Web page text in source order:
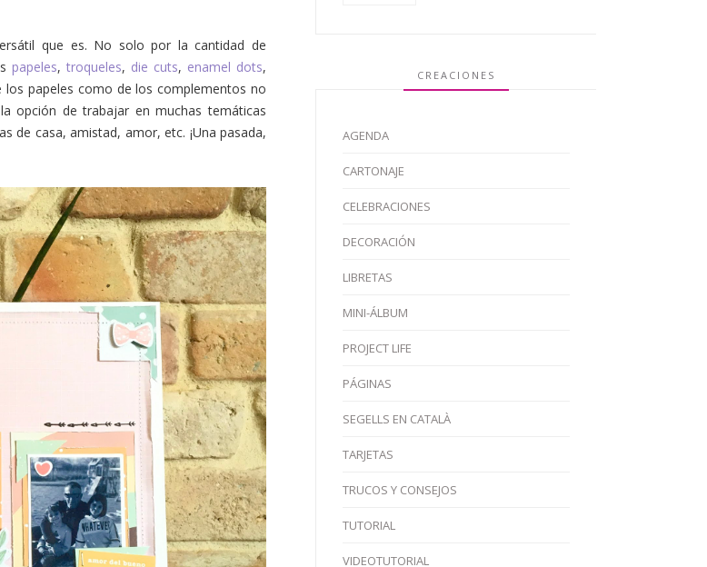
que es. No solo por la cantidad de
papeles, troqueles, die cuts, enamel dots,
papeles como de los complementos no
opción de trabajar en muchas temáticas
de casa, amistad, amor, etc. ¡Una pasada,
CREACIONES
AGENDA
CARTONAJE
CELEBRACIONES
DECORACIÓN
LIBRETAS
MINI-ÁLBUM
PROJECT LIFE
PÁGINAS
SEGELLS EN CATALÀ
TARJETAS
TRUCOS Y CONSEJOS
TUTORIAL
VIDEOTUTORIAL